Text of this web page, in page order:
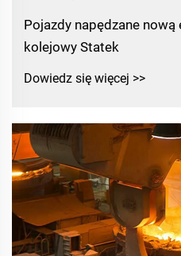
Pojazdy napędzane
kolejowy Statek
Dowiedz się więcej >>